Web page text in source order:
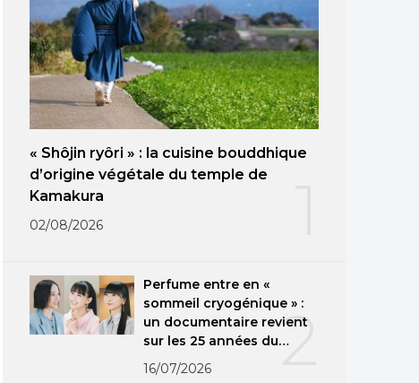
« Shôjin ryôri » : la cuisine bouddhique
d’origine végétale du temple de
Kamakura
02/08/2026
2
Perfume entre en «
sommeil cryogénique » :
un documentaire revient
sur les 25 années du
groupe
16/07/2026